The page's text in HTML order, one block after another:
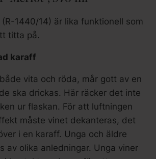
1440/14) är lika funktionell som
titta på.
karaff
vita och röda, mår gott av en
ska drickas. Här räcker det inte
ur flaskan. För att luftningen
måste vinet dekanteras, det
i en karaff. Unga och äldre
av olika anledningar. Unga viner